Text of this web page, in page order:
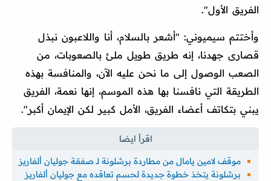
الفريق الأول".
وأختتم سيميوني: "أشعر بالسلام، أنا واللاعبون نبذل
قصارى جهدنا، إنه طريق طويل ملئ بالصعوبات، من
الصعب الوصول إلى ما نحن عليه الآن، والمنافسة بهذه
الطريقة التي نافسنا بها هذه الموسم، إنها نعمة، الفريق
يبني بتكاتف أعضاء الفريق، الأمل كبير لكن الإيمان أكبر".
موقف لامين يامال من مطاردة برشلونة لـ صفقة جوليان ألفاريز
برشلونة يتخذ خطوة جديدة لحسم تعاقده مع جوليان ألفاريز